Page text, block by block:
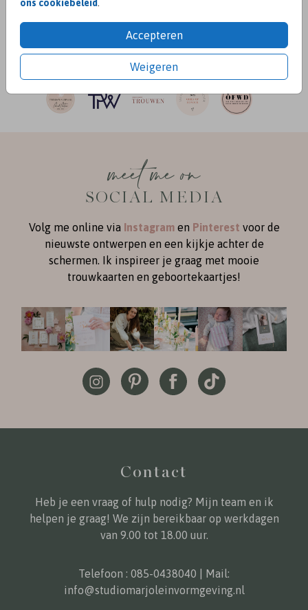
ons cookiebeleid
Accepteren
Weigeren
meet me on
SOCIAL MEDIA
Volg me online via Instagramen Pinterest voor de
nieuwste ontwerpen en een kijkje achter de
schermen. Ik inspireer je graag met mooie
trouwkaarten en geboortekaartjes!
Contact
Heb je een vraag of hulp nodig? Mijn team en ik
helpen je graag! We zijn bereikbaar op werkdagen
van 9.00 tot 18.00 uur.
Telefoon : 085-0438040 | Mail:
info@studiomarjoleinvormgeving.nl